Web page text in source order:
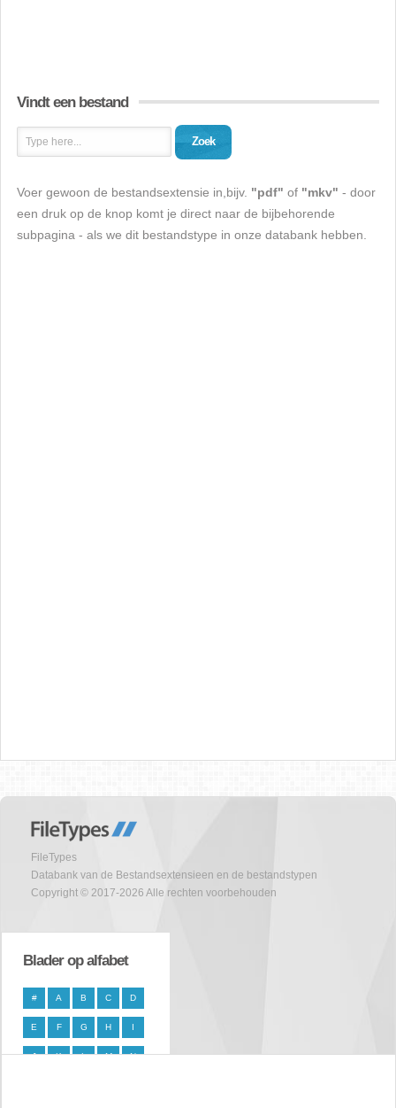
Vindt een bestand
Zoek
Voer gewoon de bestandsextensie in,bijv. "pdf" of "mkv" - door
een druk op de knop komt je direct naar de bijbehorende
subpagina - als we dit bestandstype in onze databank hebben.
FileTypes
Databank van de Bestandsextensieen en de bestandstypen
Copyright © 2017-2026 Alle rechten voorbehouden
Blader op alfabet
# A B C D
E F G H I
J K L M N